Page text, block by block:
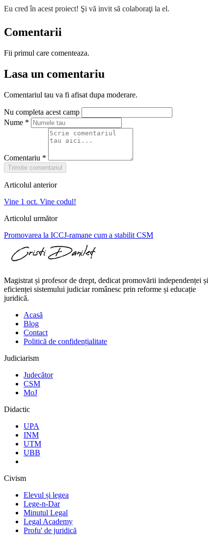
Eu cred în acest proiect! Şi vă invit să colaboraţi la el.
Comentarii
Fii primul care comenteaza.
Lasa un comentariu
Comentariul tau va fi afisat dupa moderare.
Nu completa acest camp
Nume *
Comentariu *
Trimite comentariul
Articolul anterior
Vine 1 oct. Vine codul!
Articolul următor
Promovarea la ICCJ-ramane cum a stabilit CSM
Magistrat și profesor de drept, dedicat promovării independenței și
eficienței sistemului judiciar românesc prin reforme și educație
juridică.
Acasă
Blog
Contact
Politică de confidențialitate
Judiciarism
Judecător
CSM
MoJ
Didactic
UPA
INM
UTM
UBB
Civism
Elevul și legea
Lege-n-Dar
Minutul Legal
Legal Academy
Profu' de juridică